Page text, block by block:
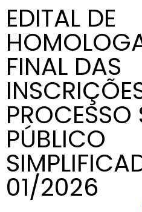
EDITAL DE
FINAL DAS
PROCESSO
PÚBLICO
01/2026